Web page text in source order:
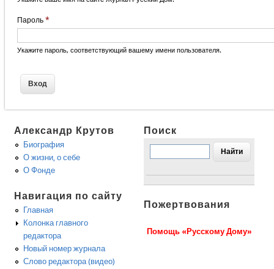
Пароль *
Укажите пароль, соответствующий вашему имени пользователя.
Александр Крутов
Биография
О жизни, о себе
О Фонде
Навигация по сайту
Главная
Колонка главного
редактора
Новый номер журнала
Слово редактора (видео)
Поиск
Пожертвования
Помощь «Русскому Дому»